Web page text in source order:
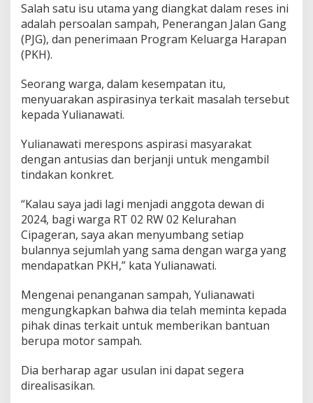
P
o
s
i
f
T
e
a
d
s
p
i
r
a
s
W
a
r
a
Salah satu isu utama yang diangkat dalam reses ini
adalah persoalan sampah, Penerangan Jalan Gang
(PJG), dan penerimaan Program Keluarga Harapan
(PKH).
Seorang warga, dalam kesempatan itu,
menyuarakan aspirasinya terkait masalah tersebut
kepada Yulianawati.
Yulianawati merespons aspirasi masyarakat
dengan antusias dan berjanji untuk mengambil
tindakan konkret.
“Kalau saya jadi lagi menjadi anggota dewan di
2024, bagi warga RT 02 RW 02 Kelurahan
Cipageran, saya akan menyumbang setiap
bulannya sejumlah yang sama dengan warga yang
mendapatkan PKH,” kata Yulianawati.
Mengenai penanganan sampah, Yulianawati
mengungkapkan bahwa dia telah meminta kepada
pihak dinas terkait untuk memberikan bantuan
berupa motor sampah.
Dia berharap agar usulan ini dapat segera
direalisasikan.